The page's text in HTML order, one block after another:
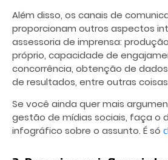
Além disso, os canais de
proporcionam outros aspectos
assessoria de imprensa:
próprio, capacidade de
concorrência, obtenção de
de resultados, entre outras
Se você ainda quer mais
gestão de mídias sociais, faça o
infográfico sobre o assunto. É só